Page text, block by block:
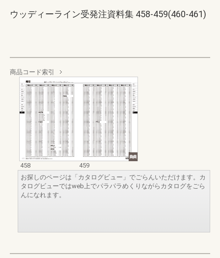
ウッディーライン受発注資料集 458-459(460-461)
商品コード索引
458
459
お探しのページは「カタログビュー」でごらんいただけます。カ
タログビューではweb上でパラパラめくりながらカタログをごら
んになれます。